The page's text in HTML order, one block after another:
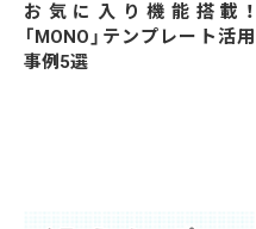
お気に入り機能搭載！
「MONO」テンプレート活用
事例5選